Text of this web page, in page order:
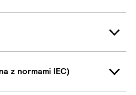
z normami IEC)